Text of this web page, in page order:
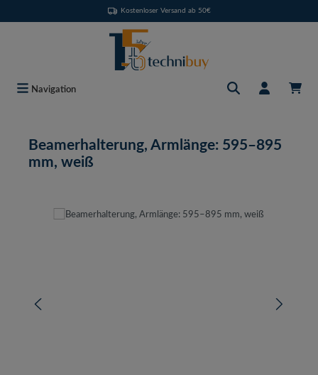
Kostenloser Versand ab 50€
Navigation
Beamerhalterung, Armlänge: 595–895
mm, weiß
Bildergalerie überspringen